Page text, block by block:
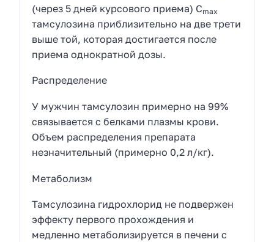
(через 5 дней курсового приема) Cmax
тамсулозина приблизительно на две трети
выше той, которая достигается после
приема однократной дозы.
Распределение
У мужчин тамсулозин примерно на 99%
связывается с белками плазмы крови.
Объем распределения препарата
незначительный (примерно 0,2 л/кг).
Метаболизм
Тамсулозина гидрохлорид не подвержен
эффекту первого прохождения и
медленно метаболизируется в печени с